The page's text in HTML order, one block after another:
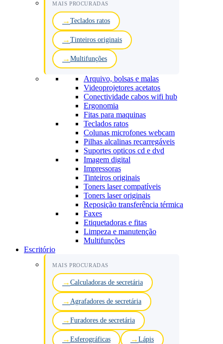
MAIS PROCURADAS
Teclados ratos
Tinteiros originais
Multifunções
Arquivo, bolsas e malas
Videoprojetores acetatos
Conectividade cabos wifi hub
Ergonomia
Fitas para maquinas
Teclados ratos
Colunas microfones webcam
Pilhas alcalinas recarregáveis
Suportes opticos cd e dvd
Imagem digital
Impressoras
Tinteiros originais
Toners laser compatíveis
Toners laser originais
Reposição transferência térmica
Faxes
Etiquetadoras e fitas
Limpeza e manutenção
Multifunções
Escritório
MAIS PROCURADAS
Calculadoras de secretária
Agrafadores de secretária
Furadores de secretária
Esferográficas Lápis